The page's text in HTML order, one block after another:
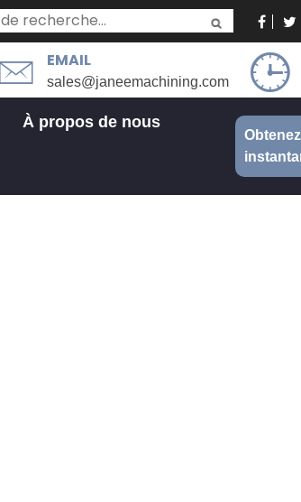
EMAIL
sales@janeemachining.com
À propos de nous